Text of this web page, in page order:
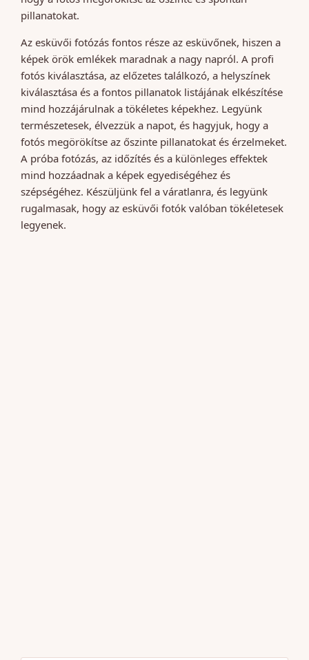
pillanatokat.
Az esküvői fotózás fontos része az esküvőnek, hiszen a
képek örök emlékek maradnak a nagy napról. A profi
fotós kiválasztása, az előzetes találkozó, a helyszínek
kiválasztása és a fontos pillanatok listájának elkészítése
mind hozzájárulnak a tökéletes képekhez. Legyünk
természetesek, élvezzük a napot, és hagyjuk, hogy a
fotós megörökítse az őszinte pillanatokat és érzelmeket.
A próba fotózás, az időzítés és a különleges effektek
mind hozzáadnak a képek egyediségéhez és
szépségéhez. Készüljünk fel a váratlanra, és legyünk
rugalmasak, hogy az esküvői fotók valóban tökéletesek
legyenek.